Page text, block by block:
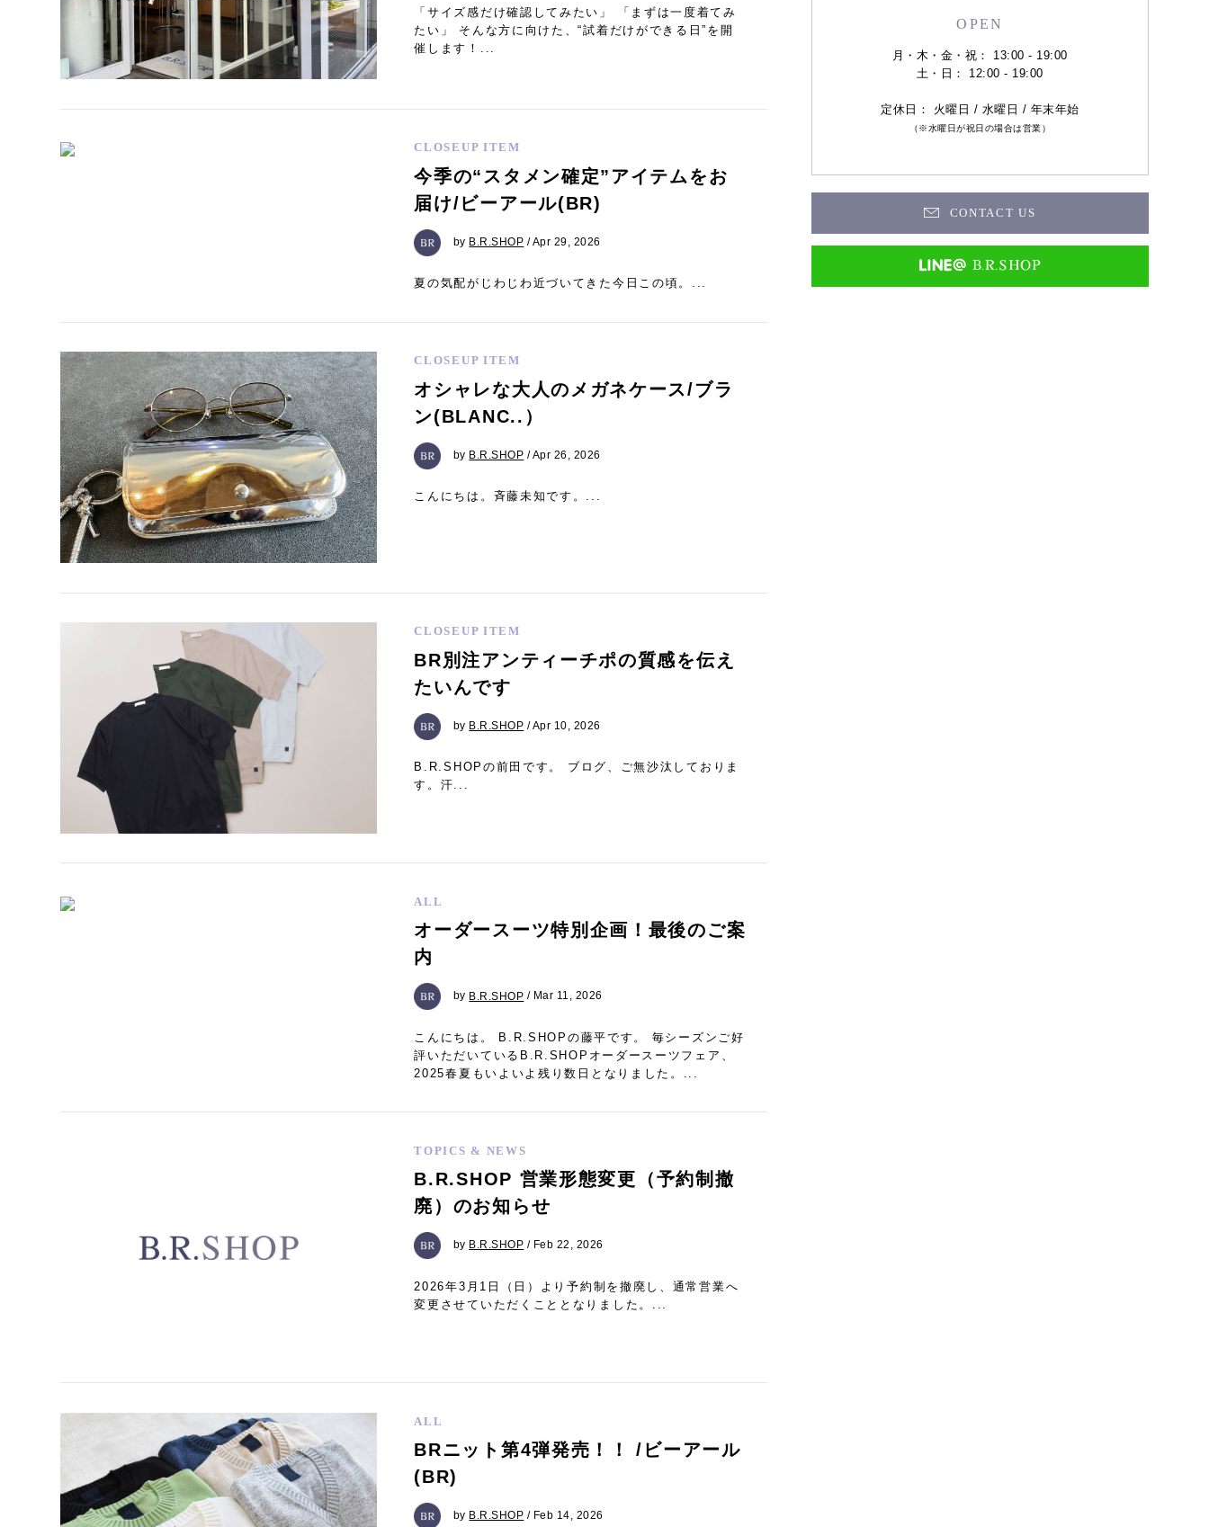
「サイズ感だけ確認してみたい」 「まずは一度着てみ
たい」 そんな方に向けた、“試着だけができる日”を開
催します！...
CLOSEUP ITEM
今季の“スタメン確定”アイテムをお
届け/ビーアール(BR)
by B.R.SHOP / Apr 29, 2026
夏の気配がじわじわ近づいてきた今日この頃。...
CLOSEUP ITEM
オシャレな大人のメガネケース/ブラ
ン(BLANC..）
by B.R.SHOP / Apr 26, 2026
こんにちは。斉藤未知です。...
CLOSEUP ITEM
BR別注アンティーチポの質感を伝え
たいんです
by B.R.SHOP / Apr 10, 2026
B.R.SHOPの前田です。 ブログ、ご無沙汰しておりま
す。汗...
ALL
オーダースーツ特別企画！最後のご案
内
by B.R.SHOP / Mar 11, 2026
こんにちは。 B.R.SHOPの藤平です。 毎シーズンご好
評いただいているB.R.SHOPオーダースーツフェア、
2025春夏もいよいよ残り数日となりました。...
TOPICS & NEWS
B.R.SHOP 営業形態変更（予約制撤
廃）のお知らせ
by B.R.SHOP / Feb 22, 2026
2026年3月1日（日）より予約制を撤廃し、通常営業へ
変更させていただくこととなりました。...
ALL
BRニット第4弾発売！！ /ビーアール
(BR)
by B.R.SHOP / Feb 14, 2026
OPEN
月・木・金・祝： 13:00 - 19:00
土・日： 12:00 - 19:00
定休日： 火曜日 / 水曜日 / 年末年始
（※水曜日が祝日の場合は営業）
CONTACT US